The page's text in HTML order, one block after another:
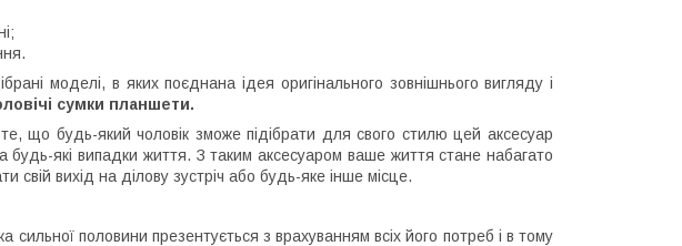
моделі, в яких поєднана ідея оригінального зовнішнього вигляду і
сумки планшети.
що будь-який чоловік зможе підібрати для свого стилю цей аксесуар
будь-які випадки життя. З таким аксесуаром ваше життя стане набагато
свій вихід на ділову зустріч або будь-яке інше місце.
половини презентується з врахуванням всіх його потреб і в тому